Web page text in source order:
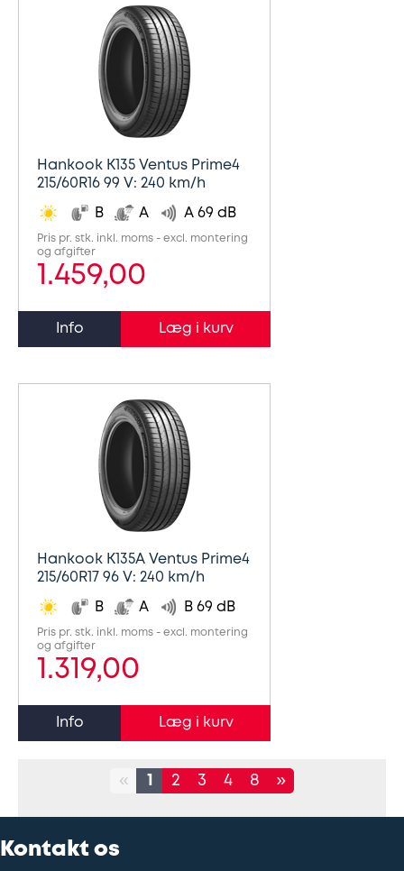
Hankook K135 Ventus Prime4
215/60R16 99 V: 240 km/h
B A A 69 dB
Pris pr. stk. inkl. moms - excl. montering
og afgifter
1.459,00
Info
Hankook K135A Ventus Prime4
215/60R17 96 V: 240 km/h
B A B 69 dB
Pris pr. stk. inkl. moms - excl. montering
og afgifter
1.319,00
Info
« 1 2 3 4 8 »
Kontakt os